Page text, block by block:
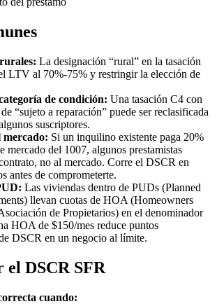
La designación “rural” en la tasación
LTV al 70%-75% y restringir la elección de
de condición: Una tasación C4 con
“sujeto a reparación” puede ser reclasificada
suscriptores.
mercado: Si un inquilino existente paga 20%
mercado del 1007, algunos prestamistas
no al mercado. Corre el DSCR en
antes de comprometerte.
Las viviendas dentro de PUDs (Planned
llevan cuotas de HOA (Homeowners
de Propietarios) en el denominador
HOA de $150/mes reduce puntos
DSCR en un negocio al límite.
el DSCR SFR
cuando: